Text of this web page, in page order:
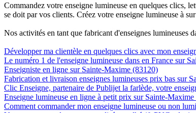
Commandez votre enseigne lumineuse en quelques clics,
se doit par vos clients. Créez votre enseigne lumineuse à
Nos activités en tant que fabricant d'enseignes lumineuses
Développer ma clientèle en quelques clics avec mon
Le numéro 1 de l'enseigne lumineuse dans en France sur
Enseigniste en ligne sur Sainte-Maxime (83120)
Fabrication et livraison enseignes lumineuses prix bas sur
Clic Enseigne, partenaire de Publijet la farlède, votre
Enseigne lumineuse en ligne à petit prix sur Sainte-
Comment commander mon enseigne lumineuse ou non